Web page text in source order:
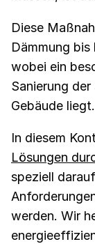
Diese
Dämmung
wobei ein
Sanierung
Gebäude liegt.
In diesem
Lösungen
speziell
werden. Wir